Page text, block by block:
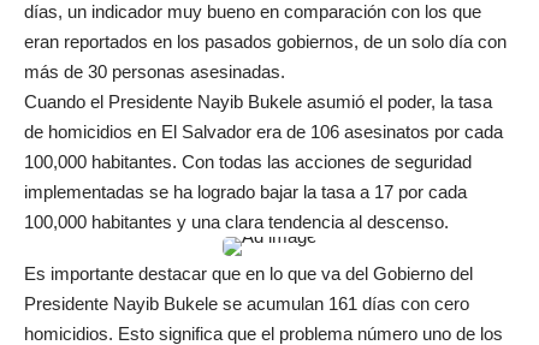
días, un indicador muy bueno en comparación con los que
eran reportados en los pasados gobiernos, de un solo día con
más de 30 personas asesinadas.
Cuando el Presidente Nayib Bukele asumió el poder, la tasa
de homicidios en El Salvador era de 106 asesinatos por cada
100,000 habitantes. Con todas las acciones de seguridad
implementadas se ha logrado bajar la tasa a 17 por cada
100,000 habitantes y una clara tendencia al descenso.
Es importante destacar que en lo que va del Gobierno del
Presidente Nayib Bukele se acumulan 161 días con cero
homicidios. Esto significa que el problema número uno de los